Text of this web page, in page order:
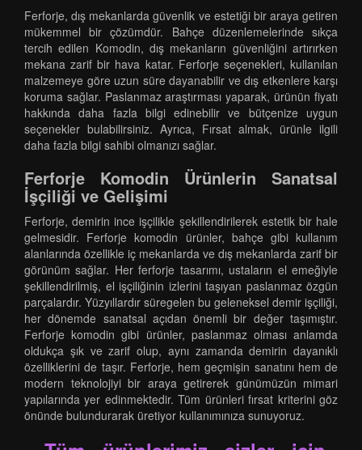
Ferforje, dış mekanlarda güvenlik ve estetiği bir araya getiren
mükemmel bir çözümdür. Bahçe düzenlemelerinde sıkça
tercih edilen Komodin, dış mekanların güvenliğini artırırken
mekana zarif bir hava katar. Ferforje seçenekleri, kullanılan
malzemeye göre uzun süre dayanabilir ve dış etkenlere karşı
koruma sağlar. Paslanmaz araştırması yaparak, ürünün fiyatı
hakkında daha fazla bilgi edinebilir ve bütçenize uygun
seçenekler bulabilirsiniz. Ayrıca, Fırsat almak, ürünle ilgili
daha fazla bilgi sahibi olmanızı sağlar.
Ferforje Komodin Ürünlerin Sanatsal
İşçiliği ve Gelişimi
Ferforje, demirin ince işçilikle şekillendirilerek estetik bir hale
gelmesidir. Ferforje komodin ürünler, bahçe gibi kullanım
alanlarında özellikle iç mekanlarda ve dış mekanlarda zarif bir
görünüm sağlar. Her ferforje tasarımı, ustaların el emeğiyle
şekillendirilmiş, el işçiliğinin izlerini taşıyan paslanmaz özgün
parçalardır. Yüzyıllardır süregelen bu geleneksel demir işçiliği,
her dönemde sanatsal açıdan önemli bir değer taşımıştır.
Ferforje komodin gibi ürünler, paslanmaz olması anlamda
oldukça şık ve zarif olup, aynı zamanda demirin dayanıklı
özelliklerini de taşır. Ferforje, hem geçmişin sanatını hem de
modern teknolojiyi bir araya getirerek günümüzün mimari
yapılarında yer edinmektedir. Tüm ürünleri fırsat kriterini göz
önünde bulundurarak üretiyor kullanımınıza sunuyoruz.